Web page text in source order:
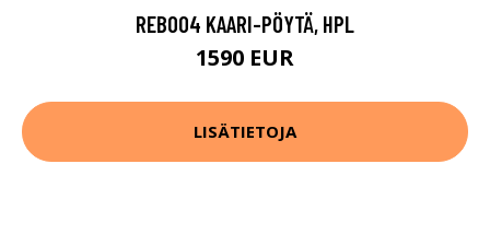
REB004 KAARI-PÖYTÄ, HPL
1590 EUR
LISÄTIETOJA